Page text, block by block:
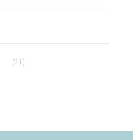
(21)